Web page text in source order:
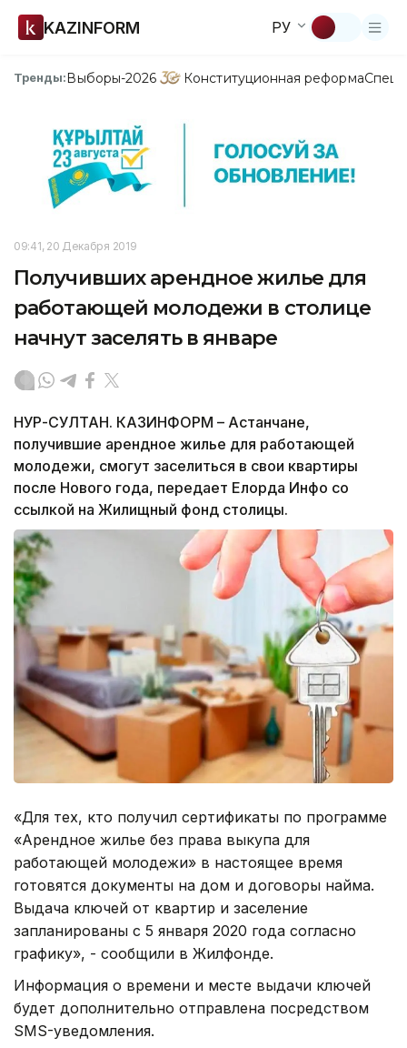
KAZINFORM РУ
Тренды:Выборы-2026 Конституционная реформа
09:41, 20 Декабря 2019
Получивших арендное жилье для
работающей молодежи в столице
начнут заселять в январе
НУР-СУЛТАН. КАЗИНФОРМ – Астанчане,
получившие арендное жилье для работающей
молодежи, смогут заселиться в свои квартиры
после Нового года, передает Елорда Инфо со
ссылкой на Жилищный фонд столицы.
«Для тех, кто получил сертификаты по программе
«Арендное жилье без права выкупа для
работающей молодежи» в настоящее время
готовятся документы на дом и договоры найма.
Выдача ключей от квартир и заселение
запланированы с 5 января 2020 года согласно
графику», - сообщили в Жилфонде.
Информация о времени и месте выдачи ключей
будет дополнительно отправлена посредством
SMS-уведомления.